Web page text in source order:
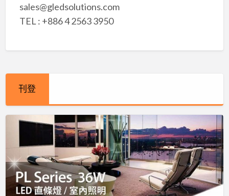
sales@gledsolutions.com
TEL : +886 4 2563 3950
刊登
36W
LED
直
條